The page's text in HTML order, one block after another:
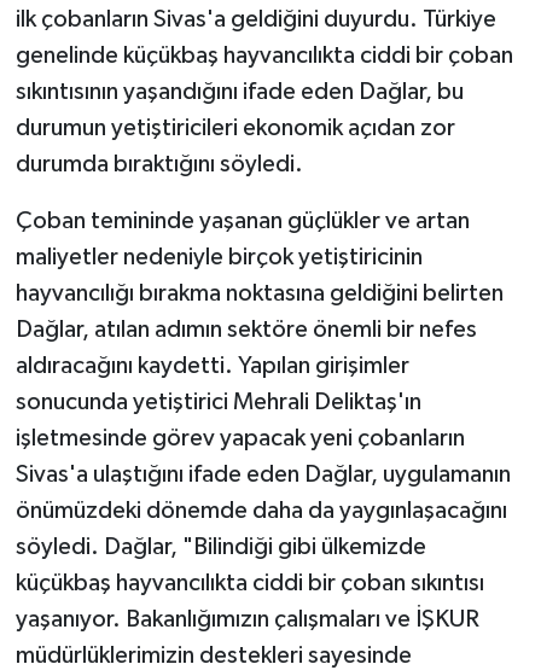
ilk çobanların Sivas'a geldiğini duyurdu. Türkiye
genelinde küçükbaş hayvancılıkta ciddi bir çoban
sıkıntısının yaşandığını ifade eden Dağlar, bu
durumun yetiştiricileri ekonomik açıdan zor
durumda bıraktığını söyledi.
Çoban temininde yaşanan güçlükler ve artan
maliyetler nedeniyle birçok yetiştiricinin
hayvancılığı bırakma noktasına geldiğini belirten
Dağlar, atılan adımın sektöre önemli bir nefes
aldıracağını kaydetti. Yapılan girişimler
sonucunda yetiştirici Mehrali Deliktaş'ın
işletmesinde görev yapacak yeni çobanların
Sivas'a ulaştığını ifade eden Dağlar, uygulamanın
önümüzdeki dönemde daha da yaygınlaşacağını
söyledi. Dağlar, "Bilindiği gibi ülkemizde
küçükbaş hayvancılıkta ciddi bir çoban sıkıntısı
yaşanıyor. Bakanlığımızın çalışmaları ve İŞKUR
müdürlüklerimizin destekleri sayesinde